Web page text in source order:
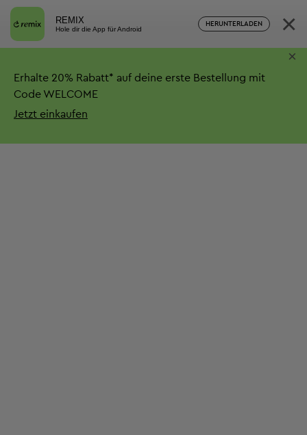
REMIX
Hole dir die App für Android
HERUNTERLADEN ×
Erhalte 20% Rabatt* auf deine erste Bestellung mit
Code WELCOME
Jetzt einkaufen
×